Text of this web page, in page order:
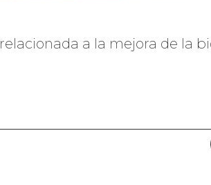
a la mejora de la